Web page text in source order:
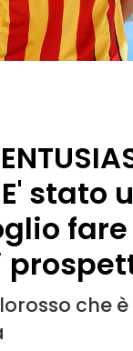
stato
fare
che